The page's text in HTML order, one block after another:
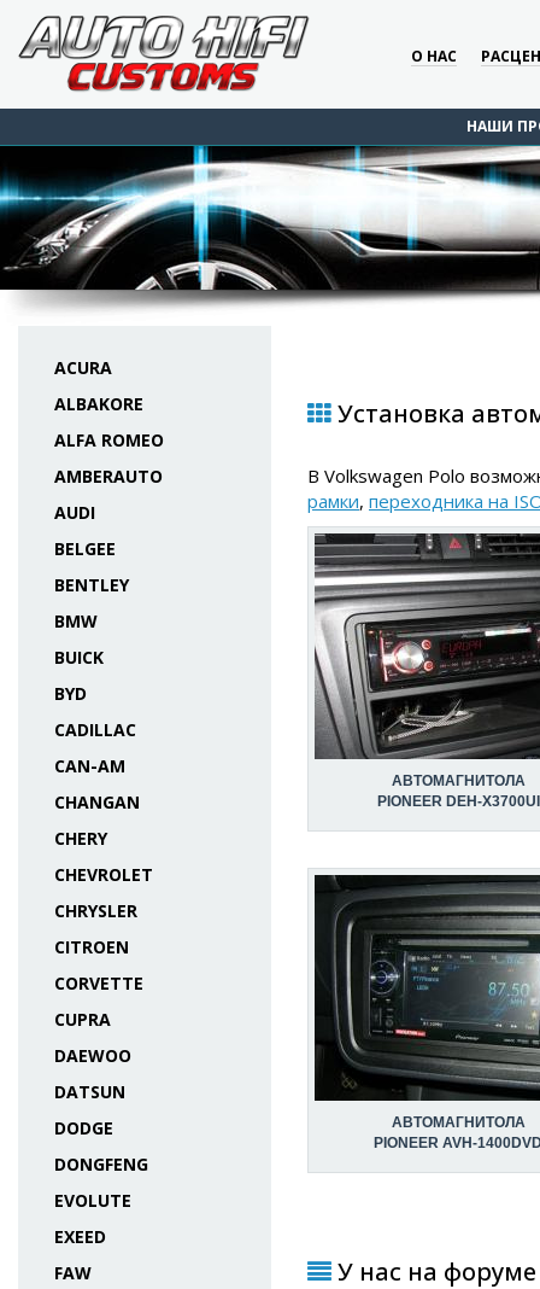
О НАС
НАШИ
ACURA
ALBAKORE
ALFA ROMEO
AMBERAUTO
AUDI
BELGEE
BENTLEY
BMW
BUICK
BYD
CADILLAC
CAN-AM
CHANGAN
CHERY
CHEVROLET
CHRYSLER
CITROEN
CORVETTE
CUPRA
DAEWOO
DATSUN
DODGE
DONGFENG
EVOLUTE
EXEED
FAW
Установка
В Volkswagen Polo
рамки, переходника на
АВТОМАГНИТОЛА
PIONEER DEH-X3700UI
АВТОМАГНИТОЛА
PIONEER AVH-
У нас на